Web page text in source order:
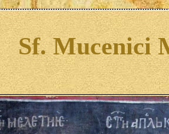
Sf. Mucenici